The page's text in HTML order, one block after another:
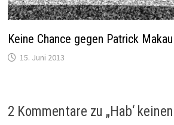
Keine Chance gegen Patrick Makau
15. Juni 2013
2 Kommentare zu „Hab‘